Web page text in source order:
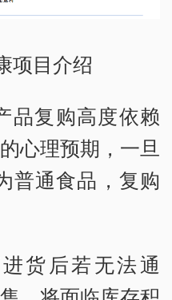
项目介绍
品复购高度依赖
心理预期，一旦
普通食品，复购
货后若无法通